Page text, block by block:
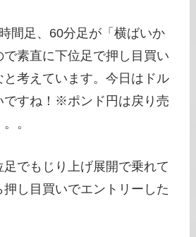
間足、60分足が「横ばいか
で素直に下位足で押し目買い
考えています。今日はドル
ですね！※ポンド円は戻り売
。
でもじり上げ展開で乗れて
し目買いでエントリーした